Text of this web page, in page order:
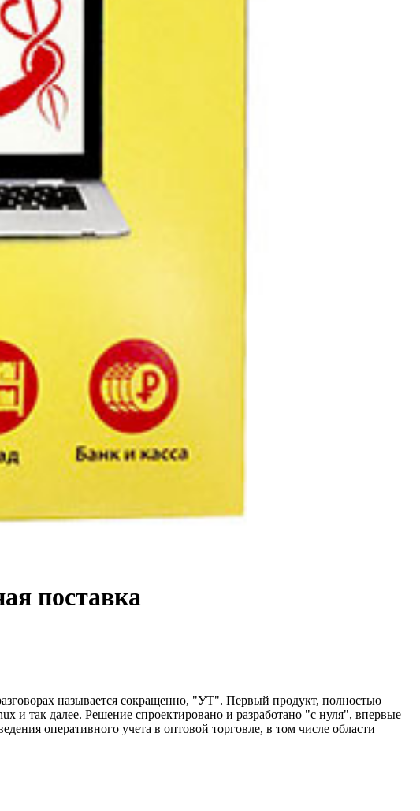
поставка
называется сокращенно, "УТ". Первый продукт, полностью
и так далее. Решение спроектировано и разработано "с нуля", впервые
оперативного учета в оптовой торговле, в том числе области